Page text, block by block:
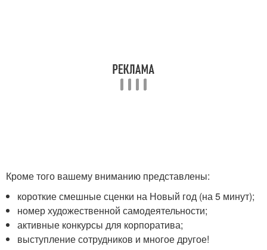
Кроме того вашему вниманию представлены:
короткие смешные сценки на Новый год (на 5 минут);
номер художественной самодеятельности;
активные конкурсы для корпоратива;
выступление сотрудников и многое другое!